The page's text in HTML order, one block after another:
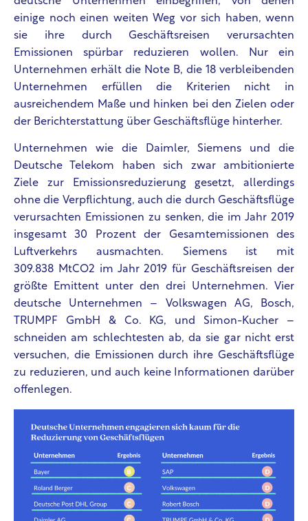
einige noch einen weiten Weg vor sich haben, wenn
sie ihre durch Geschäftsreisen verursachten
Emissionen spürbar reduzieren wollen. Nur ein
Unternehmen erhält die Note B, die 18 verbleibenden
Unternehmen erfüllen die Kriterien nicht in
ausreichendem Maße und hinken bei den Zielen oder
der Berichterstattung über Geschäftsflüge hinterher.
Unternehmen wie die Daimler, Siemens und die
Deutsche Telekom haben sich zwar ambitionierte
Ziele zur Emissionsreduzierung gesetzt, allerdings
ohne die Verpflichtung, auch die durch Geschäftsflüge
verursachten Emissionen zu senken, die im Jahr 2019
insgesamt 30 Prozent der Gesamtemissionen des
Luftverkehrs ausmachten. Siemens ist mit
309.838 MtCO2 im Jahr 2019 für Geschäftsreisen der
größte Emittent unter den drei Unternehmen. Vier
deutsche Unternehmen – Volkswagen AG, Bosch,
TRUMPF GmbH & Co. KG, und Simon-Kucher –
schneiden am schlechtesten ab, da sie gar nicht erst
versuchen, die Emissionen durch ihre Geschäftsflüge
zu reduzieren, und auch keine Informationen darüber
offenlegen.